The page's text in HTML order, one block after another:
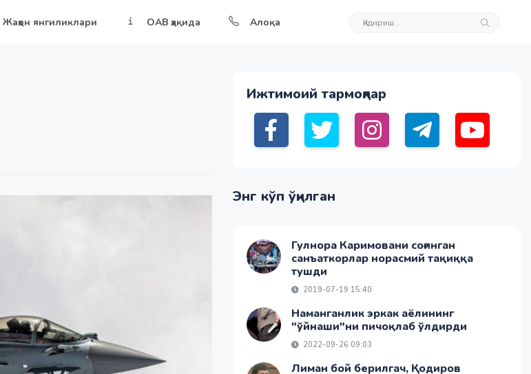
Жаҳон янгиликлари ОАВ ҳақида Алоқа
Ижтимоий тармоқлар
Энг кўп ўқилган
Гулнора Каримовани соғинган
санъаткорлар норасмий тақиққа
тушди
2019-07-19 15:40
Наманганлик эркак аёлининг
"ўйнаши"ни пичоқлаб ўлдирди
2022-09-26 09:03
Лиман бой берилгач, Қодиров